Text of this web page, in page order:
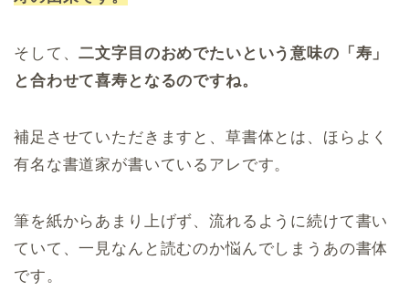
そして、二文字目のおめでたいという意味の「寿」
と合わせて喜寿となるのですね。
補足させていただきますと、草書体とは、ほらよく
有名な書道家が書いているアレです。
筆を紙からあまり上げず、流れるように続けて書い
ていて、一見なんと読むのか悩んでしまうあの書体
です。